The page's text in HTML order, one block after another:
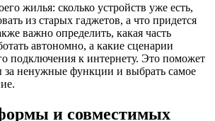
жилья: сколько устройств уже есть,
из старых гаджетов, а что придется
важно определить, какая часть
автономно, а какие сценарии
подключения к интернету. Это поможет
за ненужные функции и выбрать самое
и совместимых